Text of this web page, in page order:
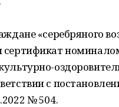
«серебряного
сертификат
с
№ 504.